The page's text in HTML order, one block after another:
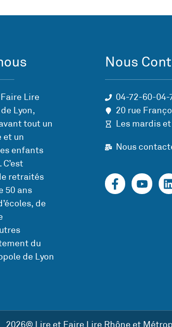
Lire
Lyon,
tout un
et un
enfants
retraités
50 ans
de
du
de Lyon
Nous
04-72-60-04-
20 rue
Les mardis
Nous
2026© Lire et Faire Lire Rhône et